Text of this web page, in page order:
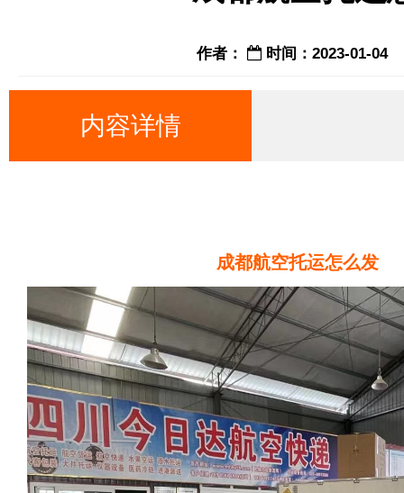
作者： 时间：2023-01-04
内容详情
成都航空托运怎么发